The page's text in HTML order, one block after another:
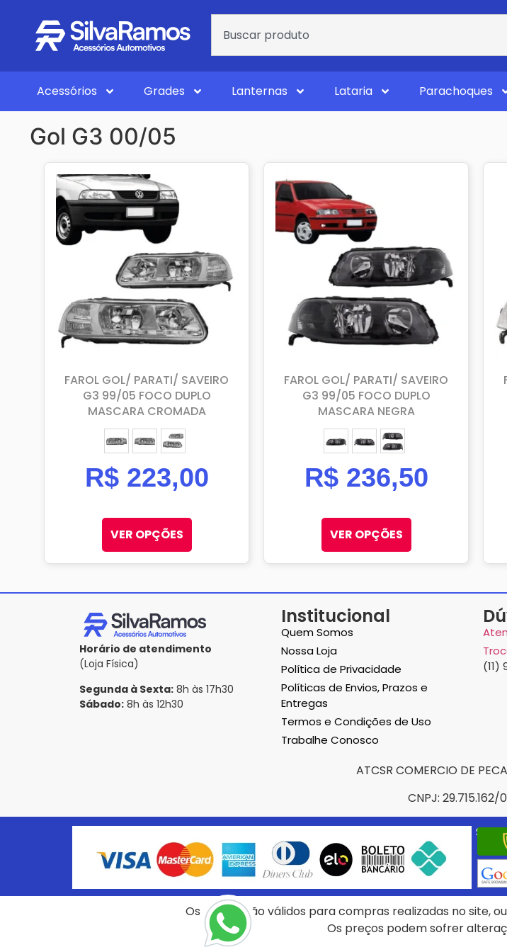
Acessórios Grades Lanternas Lataria Parachoques
Gol G3 00/05
FAROL GOL/ PARATI/ SAVEIRO
G3 99/05 FOCO DUPLO
MASCARA CROMADA
ESQUERDO (MOTORISTA)
DIREITO (PASSAGEIRO)
PAR
R$223,00
VER OPÇÕES
FAROL GOL/ PARATI/ SAVEIRO
G3 99/05 FOCO DUPLO
MASCARA NEGRA
ESQUERDO (MOTORISTA)
DIREITO (PASSAGEIRO)
PAR
R$236,50
VER OPÇÕES
Horário de atendimento
(Loja Física)
Segunda à Sexta: 8h às 17h30
Sábado: 8h às 12h30
Institucional
Quem Somos
Nossa Loja
Política de Privacidade
Políticas de Envios, Prazos e
Entregas
Termos e Condições de Uso
Trabalhe Conosco
(11)
ATCSR COMERCIO DE
CNPJ: 29.715.162/
Os preços são válidos para compras realizadas no site,
Os preços podem sofrer